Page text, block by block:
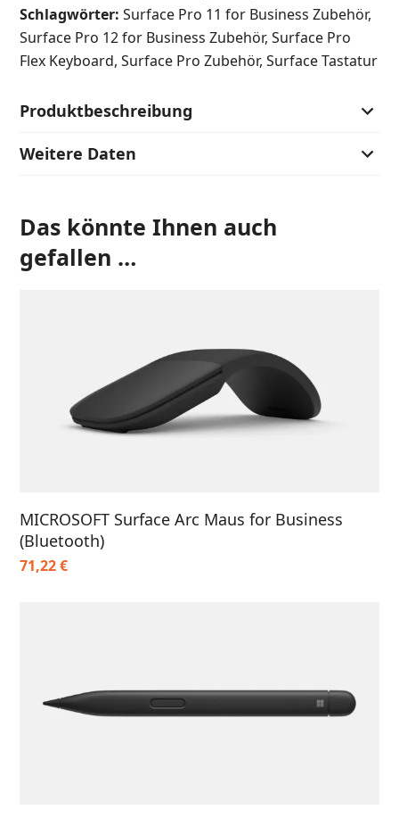
+
Surface
Slim
für
Pro
Zoll
Menge
Schlagwörter: Surface Pro 11 for Business Zubehör,
Surface Pro 12 for Business Zubehör,Surface Pro
Flex Keyboard,Surface Pro Zubehör,Surface Tastatur
Produktbeschreibung
Weitere Daten
Das könnte Ihnen auch
gefallen …
MICROSOFT Surface Arc Maus for Business
(Bluetooth)
71,22€